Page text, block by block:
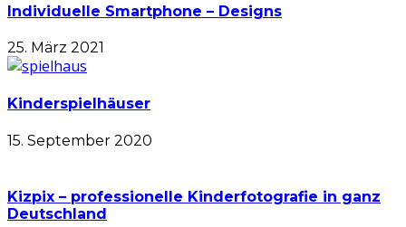
Individuelle Smartphone – Designs
25. März 2021
Kinderspielhäuser
15. September 2020
Kizpix – professionelle Kinderfotografie in ganz
Deutschland